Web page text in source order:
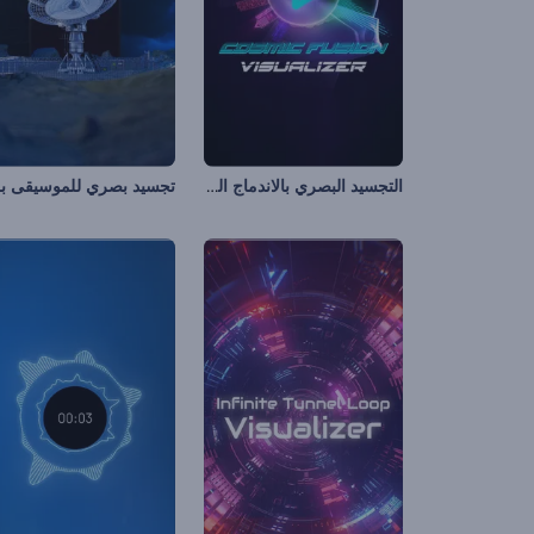
التجسيد البصري بالاندماج الكوني